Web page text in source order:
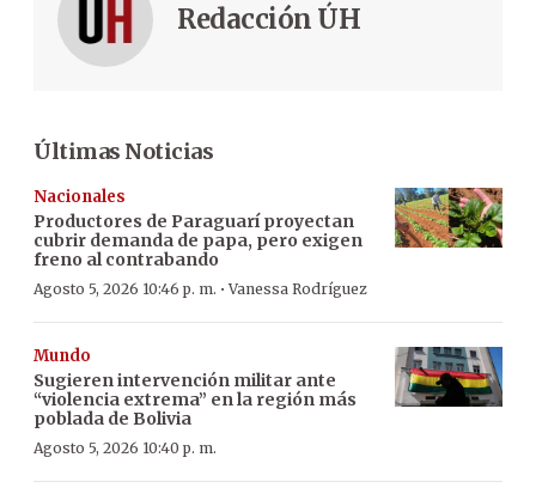
Redacción ÚH
Últimas Noticias
Nacionales
Productores de Paraguarí proyectan
cubrir demanda de papa, pero exigen
freno al contrabando
Agosto 5, 2026 10:46 p. m. ·Vanessa Rodríguez
Mundo
Sugieren intervención militar ante
“violencia extrema” en la región más
poblada de Bolivia
Agosto 5, 2026 10:40 p. m.